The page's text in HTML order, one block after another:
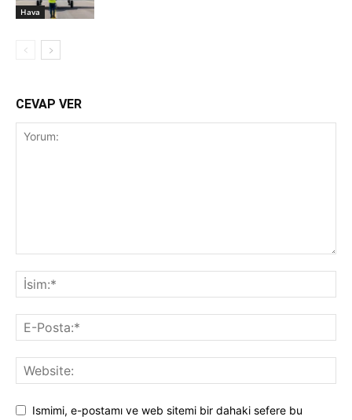
Hava
CEVAP VER
Ismimi, e-postamı ve web sitemi bir dahaki sefere bu